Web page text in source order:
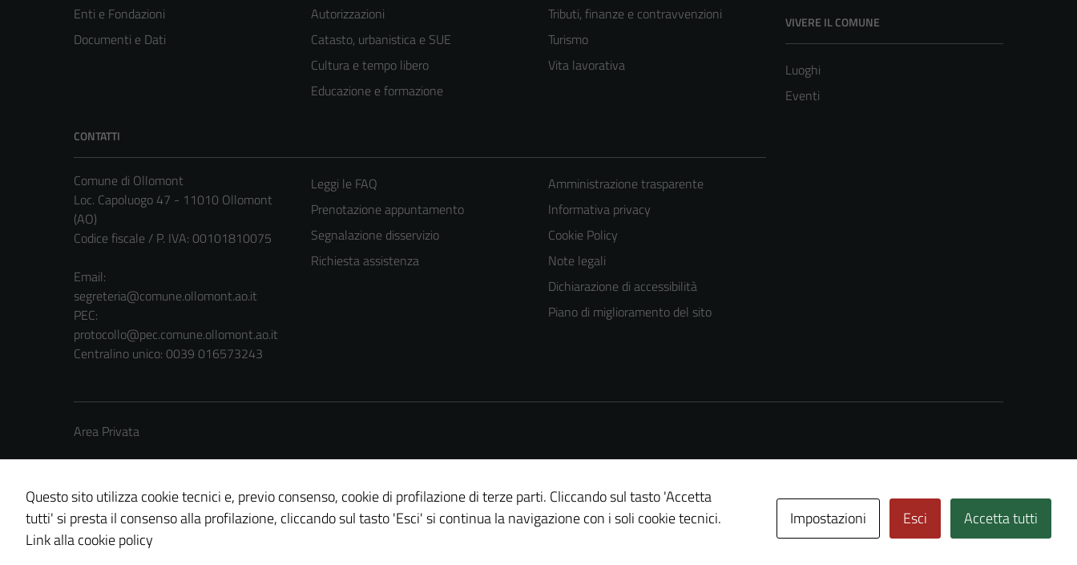
Enti e Fondazioni
Documenti e Dati
Autorizzazioni
Catasto, urbanistica e SUE
Cultura e tempo libero
Educazione e formazione
Tributi, finanze e contravvenzioni
Turismo
Vita lavorativa
VIVERE IL COMUNE
Luoghi
Eventi
CONTATTI
Comune di Ollomont
Loc. Capoluogo 47 - 11010 Ollomont
(AO)
Codice fiscale / P. IVA: 00101810075
Email:
segreteria@comune.ollomont.ao.it
PEC:
protocollo@pec.comune.ollomont.ao.it
Centralino unico: 0039 016573243
Leggi le FAQ
Prenotazione appuntamento
Segnalazione disservizio
Richiesta assistenza
Amministrazione trasparente
Informativa privacy
Cookie Policy
Note legali
Dichiarazione di accessibilità
Piano di miglioramento del sito
Area Privata
Credits: © Technical Design s.r.l.
Questo sito utilizza cookie tecnici e, previo consenso, cookie di profilazione di terze parti. Cliccando sul tasto 'Accetta
tutti' si presta il consenso alla profilazione, cliccando sul tasto 'Esci' si continua la navigazione con i soli cookie tecnici.
Link alla cookie policy
Impostazioni Esci Accetta tutti